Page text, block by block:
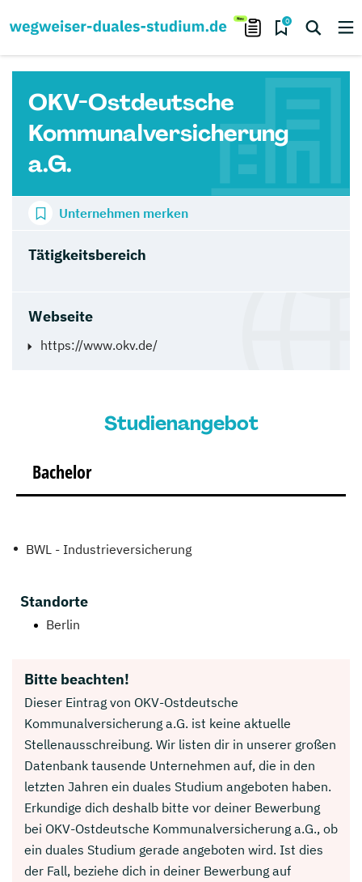
0
OKV-Ostdeutsche
Kommunalversicherung
a.G.
Tätigkeitsbereich
Webseite
https://www.okv.de/
Unternehmen merken
Studienangebot
Bachelor
BWL - Industrieversicherung
Standorte
Berlin
Bitte beachten!
Dieser Eintrag von OKV-Ostdeutsche
Kommunalversicherung a.G. ist keine aktuelle
Stellenausschreibung. Wir listen dir in unserer großen
Datenbank tausende Unternehmen auf, die in den
letzten Jahren ein duales Studium angeboten haben.
Erkundige dich deshalb bitte vor deiner Bewerbung
bei OKV-Ostdeutsche Kommunalversicherung a.G., ob
ein duales Studium gerade angeboten wird. Ist dies
der Fall, beziehe dich in deiner Bewerbung auf